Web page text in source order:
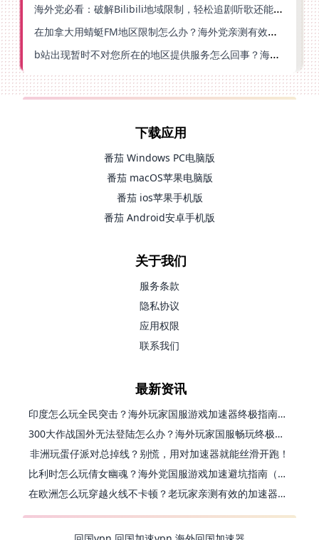
海外党必看：破解Bilibili地域限制，轻松追剧听歌还能流畅理财的实用指南
在加拿大用蜻蜓FM地区限制怎么办？海外党亲测有效的回国加速方案
b站出现暂时不对您所在的地区提供服务怎么回事？海外党亲测有效的回国加速方案
下载应用
番茄 Windows PC电脑版
番茄 macOS苹果电脑版
番茄 ios苹果手机版
番茄 Android安卓手机版
关于我们
服务条款
隐私协议
应用权限
联系我们
最新资讯
印度怎么玩全民突击？海外玩家国服游戏加速器终极指南（附原神延迟优化+精灵之境加速器选择）
300大作战国外无法登陆怎么办？海外玩家国服畅玩终极指南（附实测推荐）
非洲玩蛋仔派对总掉线？别慌，用对加速器就能丝滑开跑！
比利时怎么玩倩女幽魂？海外党国服游戏加速避坑指南（附实测推荐）
在欧洲怎么玩穿越火线不卡顿？老玩家亲测有效的加速器选择指南